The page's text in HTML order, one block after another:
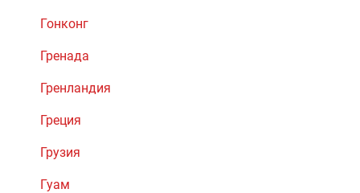
Гонконг
Гренада
Гренландия
Греция
Грузия
Гуам